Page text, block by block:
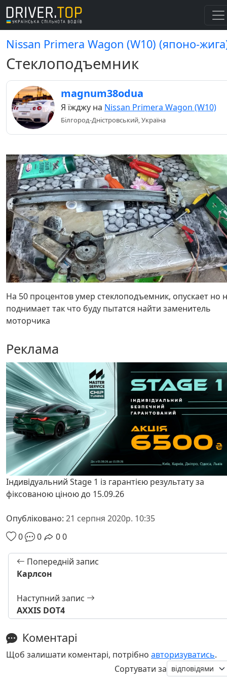
Nissan Primera Wagon (W10) (японо-
Стеклоподъемник
magnum38odua
Я їжджу на Nissan Primera Wagon (W10)
Білгород-Дністровський, Україна
На 50 процентов умер стеклоподъемник, опускает но
поднимает так что буду пытатся найти заменитель
моторчика
Реклама
Індивідуальний Stage 1 із гарантією результату за
фіксованою ціною до 15.09.26
Опубліковано: 21 серпня 2020р. 10:35
0
0 00
Попередній запис
Карлсон
Наступний запис
AXXIS DOT4
Коментарі
Щоб залишати коментарі, потрібно авторизуватись.
Сортувати за